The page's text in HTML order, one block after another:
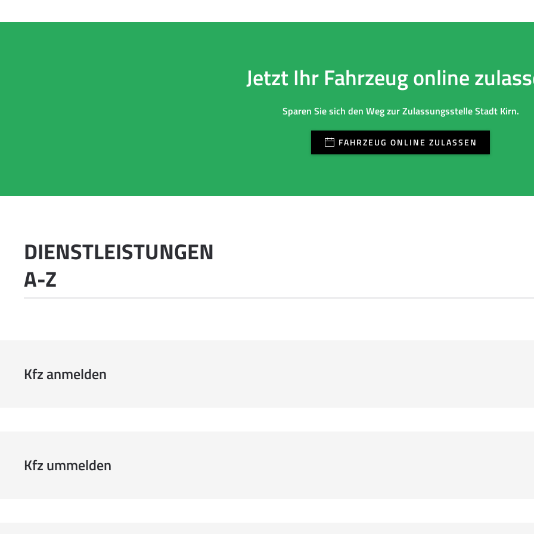
Jetzt Ihr Fahrzeug online
Sparen Sie sich den Weg zur Zulassungsstelle Stadt Kirn.
FAHRZEUG ONLINE ZULASSEN
DIENSTLEISTUNGEN
A-Z
Kfz anmelden
Kfz ummelden